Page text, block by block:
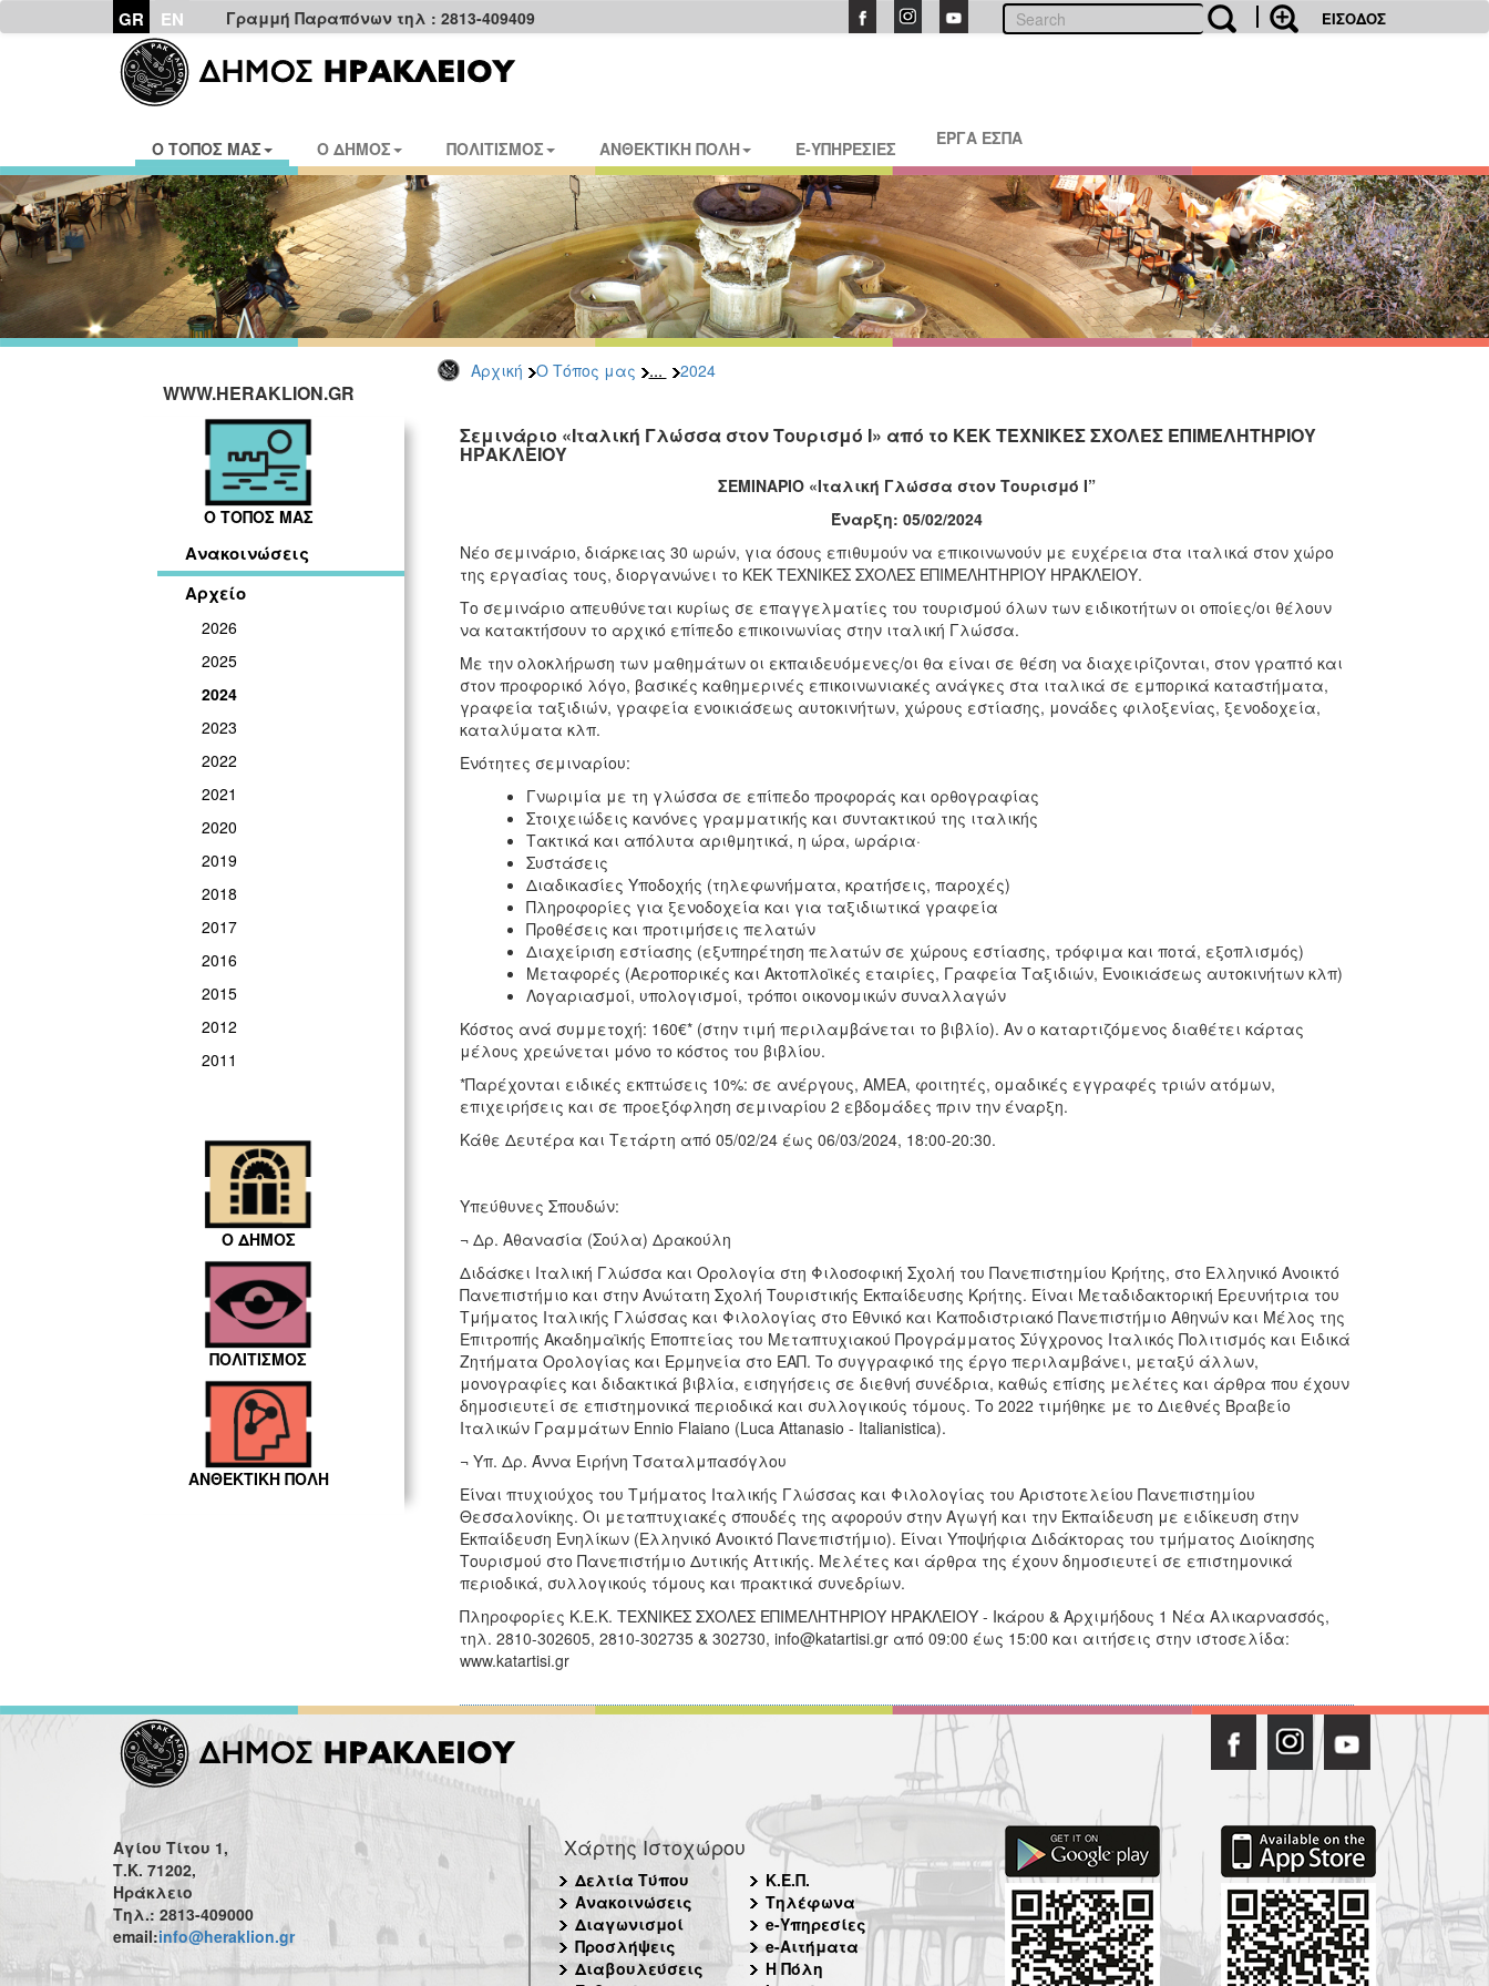
GR EN Γραμμή Παραπόνων τηλ : 2813-409409 ΕΙΣΟΔΟΣ
Ο ΤΟΠΟΣ ΜΑΣ Ο ΔΗΜΟΣ ΠΟΛΙΤΙΣΜΟΣ ΑΝΘΕΚΤΙΚΗ ΠΟΛΗ E-ΥΠΗΡΕΣΙΕΣ ΕΡΓΑ ΕΣΠΑ
Αρχική Ο Τόπος μας ... 2024
WWW.HERAKLION.GR
Ο ΤΟΠΟΣ ΜΑΣ
Ανακοινώσεις
Αρχείο
2026
2025
2024
2023
2022
2021
2020
2019
2018
2017
2016
2015
2012
2011
Ο ΔΗΜΟΣ
ΠΟΛΙΤΙΣΜΟΣ
ΑΝΘΕΚΤΙΚΗ ΠΟΛΗ
Σεμινάριο «Ιταλική Γλώσσα στον Τουρισμό Ι» από το ΚΕΚ ΤΕΧΝΙΚΕΣ ΣΧΟΛΕΣ ΕΠΙΜΕΛΗΤΗΡΙΟΥ
ΗΡΑΚΛΕΙΟΥ
ΣΕΜΙΝΑΡΙΟ «Ιταλική Γλώσσα στον Τουρισμό Ι”
Έναρξη: 05/02/2024
Νέο σεμινάριο, διάρκειας 30 ωρών, για όσους επιθυμούν να επικοινωνούν με ευχέρεια στα ιταλικά στον χώρο
της εργασίας τους, διοργανώνει το ΚΕΚ ΤΕΧΝΙΚΕΣ ΣΧΟΛΕΣ ΕΠΙΜΕΛΗΤΗΡΙΟΥ ΗΡΑΚΛΕΙΟΥ.
Το σεμινάριο απευθύνεται κυρίως σε επαγγελματίες του τουρισμού όλων των ειδικοτήτων οι οποίες/οι θέλουν
να κατακτήσουν το αρχικό επίπεδο επικοινωνίας στην ιταλική Γλώσσα.
Με την ολοκλήρωση των μαθημάτων οι εκπαιδευόμενες/οι θα είναι σε θέση να διαχειρίζονται, στον γραπτό και
στον προφορικό λόγο, βασικές καθημερινές επικοινωνιακές ανάγκες στα ιταλικά σε εμπορικά καταστήματα,
γραφεία ταξιδιών, γραφεία ενοικιάσεως αυτοκινήτων, χώρους εστίασης, μονάδες φιλοξενίας, ξενοδοχεία,
καταλύματα κλπ.
Ενότητες σεμιναρίου:
Γνωριμία με τη γλώσσα σε επίπεδο προφοράς και ορθογραφίας
Στοιχειώδεις κανόνες γραμματικής και συντακτικού της ιταλικής
Τακτικά και απόλυτα αριθμητικά, η ώρα, ωράρια·
Συστάσεις
Διαδικασίες Υποδοχής (τηλεφωνήματα, κρατήσεις, παροχές)
Πληροφορίες για ξενοδοχεία και για ταξιδιωτικά γραφεία
Προθέσεις και προτιμήσεις πελατών
Διαχείριση εστίασης (εξυπηρέτηση πελατών σε χώρους εστίασης, τρόφιμα και ποτά, εξοπλισμός)
Μεταφορές (Αεροπορικές και Ακτοπλοϊκές εταιρίες, Γραφεία Ταξιδιών, Ενοικιάσεως αυτοκινήτων κλπ)
Λογαριασμοί, υπολογισμοί, τρόποι οικονομικών συναλλαγών
Κόστος ανά συμμετοχή: 160€* (στην τιμή περιλαμβάνεται το βιβλίο). Αν ο καταρτιζόμενος διαθέτει κάρτας
μέλους χρεώνεται μόνο το κόστος του βιβλίου.
*Παρέχονται ειδικές εκπτώσεις 10%: σε ανέργους, AMEA, φοιτητές, ομαδικές εγγραφές τριών ατόμων,
επιχειρήσεις και σε προεξόφληση σεμιναρίου 2 εβδομάδες πριν την έναρξη.
Κάθε Δευτέρα και Τετάρτη από 05/02/24 έως 06/03/2024, 18:00-20:30.
Υπεύθυνες Σπουδών:
¬ Δρ. Αθανασία (Σούλα) Δρακούλη
Διδάσκει Ιταλική Γλώσσα και Ορολογία στη Φιλοσοφική Σχολή του Πανεπιστημίου Κρήτης, στo Ελληνικό Ανοικτό
Πανεπιστήμιο και στην Ανώτατη Σχολή Τουριστικής Εκπαίδευσης Κρήτης. Είναι Μεταδιδακτορική Ερευνήτρια του
Τμήματος Ιταλικής Γλώσσας και Φιλολογίας στο Εθνικό και Καποδιστριακό Πανεπιστήμιο Αθηνών και Μέλος της
Επιτροπής Ακαδημαϊκής Εποπτείας του Μεταπτυχιακού Προγράμματος Σύγχρονος Ιταλικός Πολιτισμός και Ειδικά
Ζητήματα Ορολογίας και Ερμηνεία στο ΕΑΠ. To συγγραφικό της έργο περιλαμβάνει, μεταξύ άλλων,
μονογραφίες και διδακτικά βιβλία, εισηγήσεις σε διεθνή συνέδρια, καθώς επίσης μελέτες και άρθρα που έχουν
δημοσιευτεί σε επιστημονικά περιοδικά και συλλογικούς τόμους. Το 2022 τιμήθηκε με το Διεθνές Βραβείο
Ιταλικών Γραμμάτων Ennio Flaiano (Luca Attanasio - Italianistica).
¬ Υπ. Δρ. Άννα Ειρήνη Τσαταλμπασόγλου
Είναι πτυχιούχος του Τμήματος Ιταλικής Γλώσσας και Φιλολογίας του Αριστοτελείου Πανεπιστημίου
Θεσσαλονίκης. Οι μεταπτυχιακές σπουδές της αφορούν στην Αγωγή και την Εκπαίδευση με ειδίκευση στην
Εκπαίδευση Ενηλίκων (Ελληνικό Ανοικτό Πανεπιστήμιο). Είναι Υποψήφια Διδάκτορας του τμήματος Διοίκησης
Τουρισμού στο Πανεπιστήμιο Δυτικής Αττικής. Μελέτες και άρθρα της έχουν δημοσιευτεί σε επιστημονικά
περιοδικά, συλλογικούς τόμους και πρακτικά συνεδρίων.
Πληροφορίες Κ.Ε.Κ. ΤΕΧΝΙΚΕΣ ΣΧΟΛΕΣ ΕΠΙΜΕΛΗΤΗΡΙΟΥ ΗΡΑΚΛΕΙΟΥ - Ικάρου & Αρχιμήδους 1 Νέα Αλικαρνασσός,
τηλ. 2810-302605, 2810-302735 & 302730, info@katartisi.gr από 09:00 έως 15:00 και αιτήσεις στην ιστοσελίδα:
www.katartisi.gr
Αγίου Τίτου 1,
Τ.Κ. 71202,
Ηράκλειο
Τηλ.: 2813-409000
email:info@heraklion.gr
Χάρτης Ιστοχώρου
Δελτία Τύπου
Ανακοινώσεις
Διαγωνισμοί
Προσλήψεις
Διαβουλεύσεις
Κ.Ε.Π.
Τηλέφωνα
e-Υπηρεσίες
e-Αιτήματα
Η Πόλη